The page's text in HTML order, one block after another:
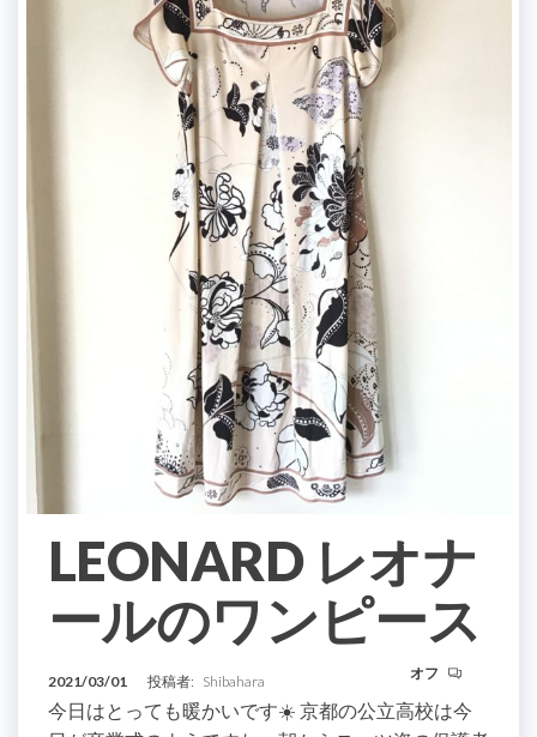
LEONARD レオナ
ールのワンピース
2021/03/01 投稿者: Shibahara オフ
今日はとっても暖かいです☀️ 京都の公立高校は今